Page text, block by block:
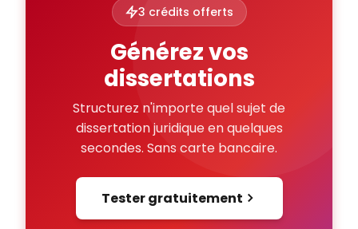
3 crédits offerts
Générez vos
dissertations
Structurez n'importe quel sujet de
dissertation juridique en quelques
secondes. Sans carte bancaire.
Tester gratuitement